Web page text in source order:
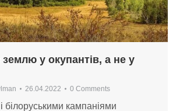
у окупантів, а не у
26.04.2022 0 Comments
білоруськими кампаніями